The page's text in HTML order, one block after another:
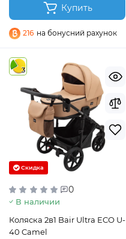
Купить
216 на бонусний рахунок
3
Скидка
0
В наличии
Коляска 2в1 Bair Ultra ECO U-
40 Camel